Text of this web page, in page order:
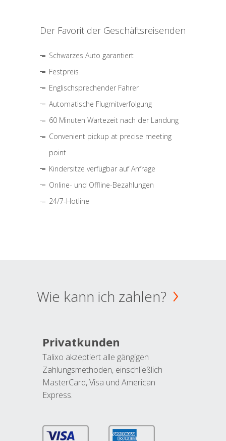
Der Favorit der Geschäftsreisenden
Schwarzes Auto garantiert
Festpreis
Englischsprechender Fahrer
Automatische Flugmitverfolgung
60 Minuten Wartezeit nach der Landung
Convenient pickup at precise meeting
point
Kindersitze verfügbar auf Anfrage
Online- und Offline-Bezahlungen
24/7-Hotline
Wie kann ich zahlen?
Privatkunden
Talixo akzeptiert alle gängigen
Zahlungsmethoden, einschließlich
MasterCard, Visa und American
Express.